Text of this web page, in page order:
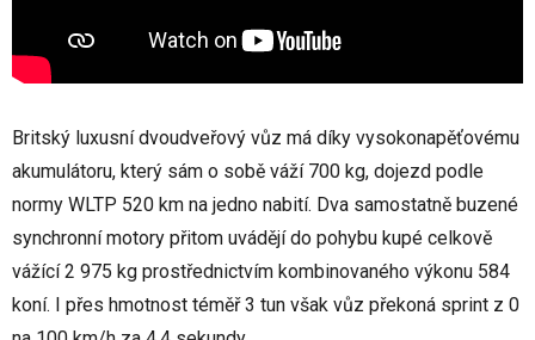
Britský luxusní dvoudveřový vůz má díky vysokonapěťovému
akumulátoru, který sám o sobě váží 700 kg, dojezd podle
normy WLTP 520 km na jedno nabití. Dva samostatně buzené
synchronní motory přitom uvádějí do pohybu kupé celkově
vážící 2 975 kg prostřednictvím kombinovaného výkonu 584
koní. I přes hmotnost téměř 3 tun však vůz překoná sprint z 0